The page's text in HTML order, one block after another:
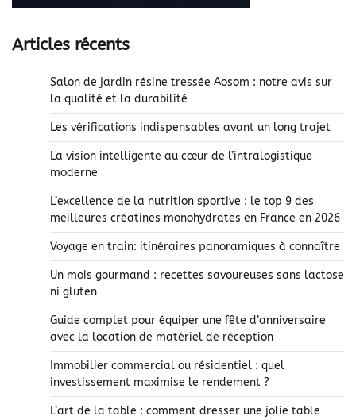
Articles récents
Salon de jardin résine tressée Aosom : notre avis sur
la qualité et la durabilité
Les vérifications indispensables avant un long trajet
La vision intelligente au cœur de l’intralogistique
moderne
L’excellence de la nutrition sportive : le top 9 des
meilleures créatines monohydrates en France en 2026
Voyage en train: itinéraires panoramiques à connaître
Un mois gourmand : recettes savoureuses sans lactose
ni gluten
Guide complet pour équiper une fête d’anniversaire
avec la location de matériel de réception
Immobilier commercial ou résidentiel : quel
investissement maximise le rendement ?
L’art de la table : comment dresser une jolie table